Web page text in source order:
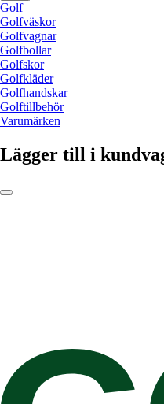
Golf
Golfväskor
Golfvagnar
Golfbollar
Golfskor
Golfkläder
Golfhandskar
Golftillbehör
Varumärken
Lägger till i